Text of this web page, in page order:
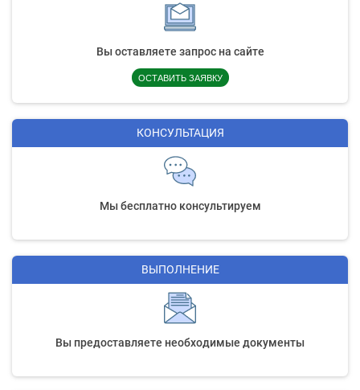
Вы оставляете запрос на сайте
ОСТАВИТЬ ЗАЯВКУ
КОНСУЛЬТАЦИЯ
Мы бесплатно консультируем
ВЫПОЛНЕНИЕ
Вы предоставляете необходимые документы